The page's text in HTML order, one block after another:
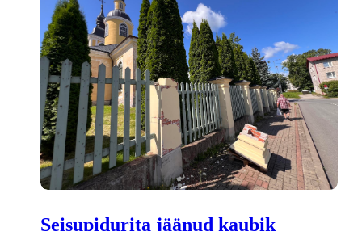
Seisupidurita jäänud kaubik